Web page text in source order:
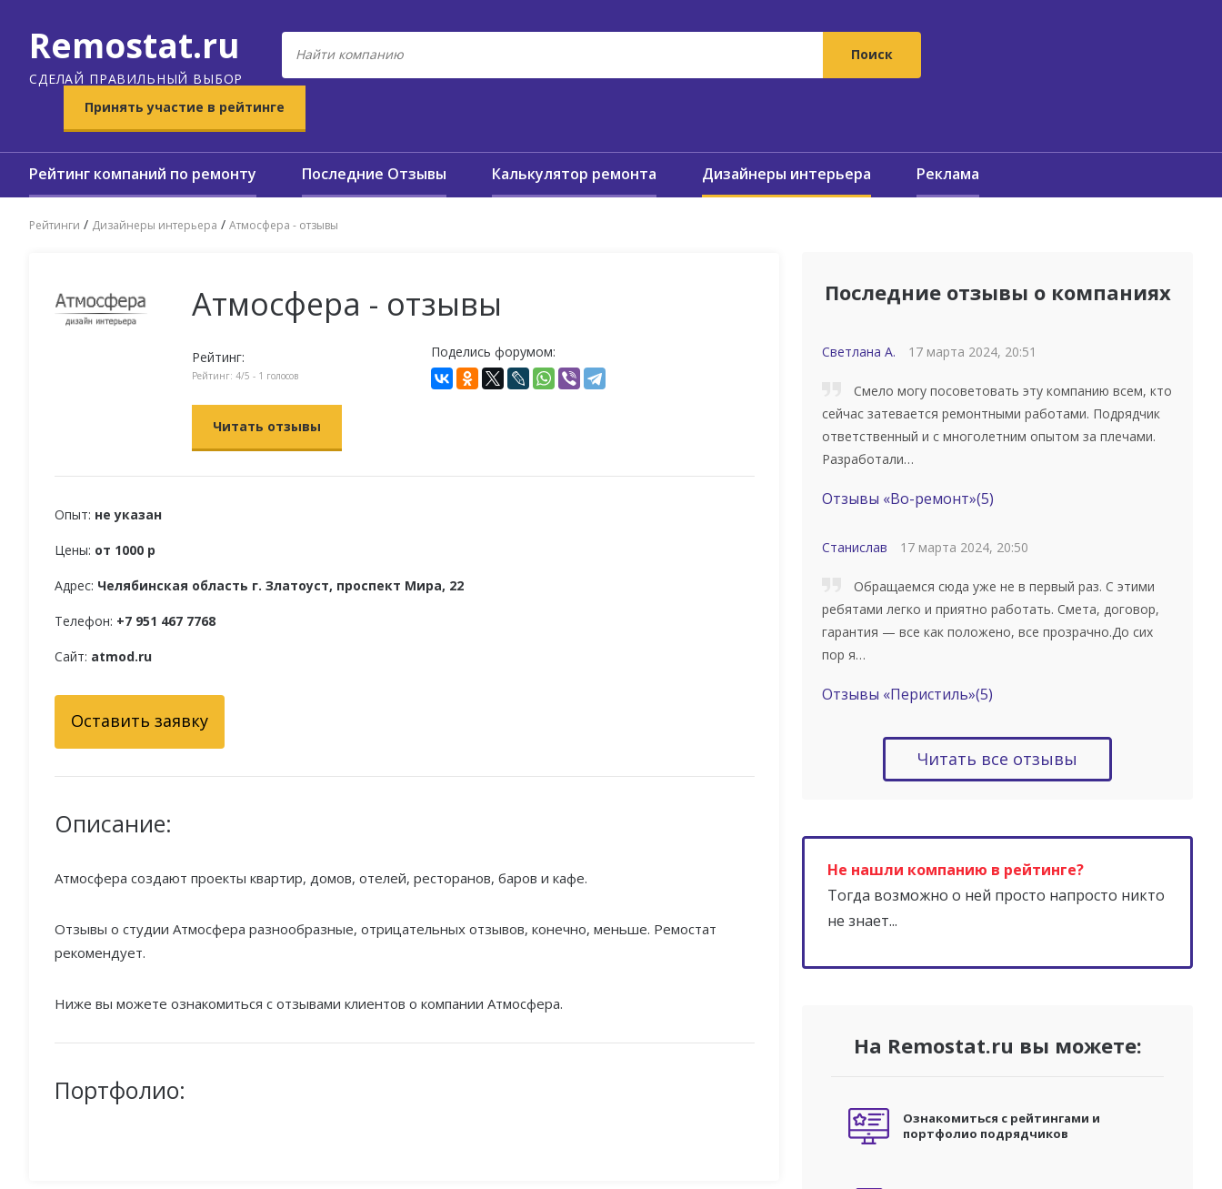
Remostat.ru
СДЕЛАЙ ПРАВИЛЬНЫЙ ВЫБОР
Принять участие в рейтинге
Рейтинг компаний по ремонту Последние Отзывы Калькулятор ремонта Дизайнеры интерьера Реклама
Рейтинги / Дизайнеры интерьера / Атмосфера - отзывы
Атмосфера - отзывы
Рейтинг:
Рейтинг: 4/5 - 1 голосов
Поделись форумом:
Читать отзывы
Опыт: не указан
Цены: от 1000 р
Адрес: Челябинская область г. Златоуст, проспект Мира, 22
Телефон: +7 951 467 7768
Сайт: atmod.ru
Оставить заявку
Описание:
Атмосфера создают проекты квартир, домов, отелей, ресторанов, баров и кафе.
Отзывы о студии Атмосфера разнообразные, отрицательных отзывов, конечно, меньше. Ремостат
рекомендует.
Ниже вы можете ознакомиться с отзывами клиентов о компании Атмосфера.
Портфолио:
Последние отзывы о компаниях
Светлана А. 17 марта 2024, 20:51
Смело могу посоветовать эту компанию всем, кто
сейчас затевается ремонтными работами. Подрядчик
ответственный и с многолетним опытом за плечами.
Разработали…
Отзывы «Во-ремонт»(5)
Станислав 17 марта 2024, 20:50
Обращаемся сюда уже не в первый раз. С этими
ребятами легко и приятно работать. Смета, договор,
гарантия — все как положено, все прозрачно.До сих
пор я…
Отзывы «Перистиль»(5)
Читать все отзывы
Не нашли компанию в рейтинге?
Тогда возможно о ней просто напросто никто
не знает...
На Remostat.ru вы можете:
Ознакомиться с рейтингами и
портфолио подрядчиков